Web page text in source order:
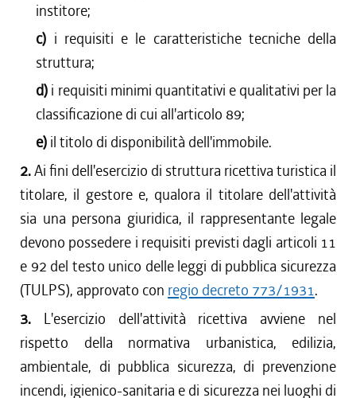
institore;
c) i requisiti e le caratteristiche tecniche della
struttura;
d) i requisiti minimi quantitativi e qualitativi per la
classificazione di cui all'articolo 89;
e) il titolo di disponibilità dell'immobile.
2.Ai fini dell'esercizio di struttura ricettiva turistica il
titolare, il gestore e, qualora il titolare dell'attività
sia una persona giuridica, il rappresentante legale
devono possedere i requisiti previsti dagli articoli 11
e 92 del testo unico delle leggi di pubblica sicurezza
(TULPS), approvato con regio decreto 773/1931.
3. L'esercizio dell'attività ricettiva avviene nel
rispetto della normativa urbanistica, edilizia,
ambientale, di pubblica sicurezza, di prevenzione
incendi, igienico-sanitaria e di sicurezza nei luoghi di